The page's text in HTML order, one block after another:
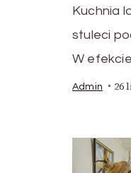
Kuchnia
stuleci
W
Admin 26